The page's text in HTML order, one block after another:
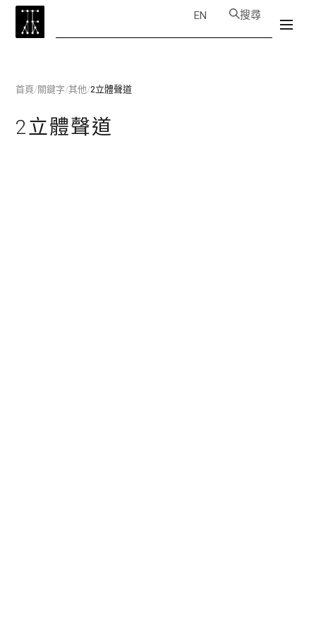
EN 搜尋
首頁/關鍵字/其他/2立體聲道
2立體聲道